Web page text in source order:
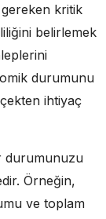
kritik
belirlemek
durumunu
ihtiyaç
durumunuzu
Örneğin,
ve toplam